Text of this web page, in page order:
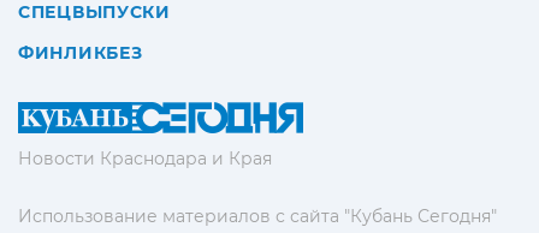
Новости Краснодара и Края
Использование материалов с сайта "Кубань Сегодня"
СПЕЦВЫПУСКИ
ФИНЛИКБЕЗ